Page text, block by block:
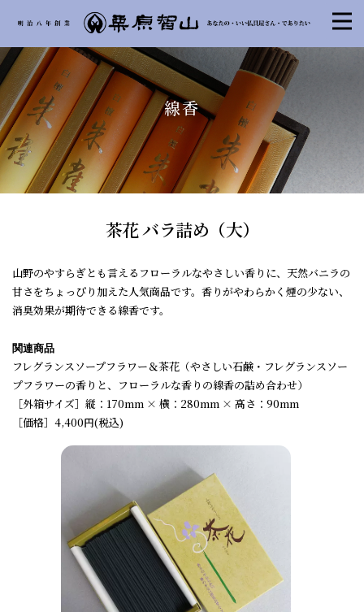
線香
茶花 バラ詰め（大）
山野のやすらぎとも言えるフローラルなやさしい香りに、天然バニラの
甘さをちょっぴり加えた人気商品です。香りがやわらかく煙の少ない、
消臭効果が期待できる線香です。
関連商品
フレグランスソープフラワー＆茶花（やさしい石鹸・フレグランスソー
プフラワーの香りと、フローラルな香りの線香の詰め合わせ）
［外箱サイズ］縦：170mm × 横：280mm × 高さ：90mm
［価格］4,400円(税込)